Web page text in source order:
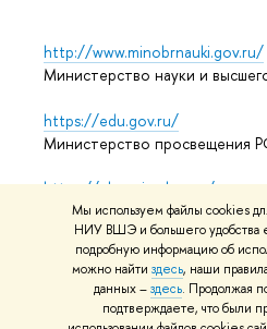
Мы используем файлы cookies
НИУ ВШЭ и большего удобства
подробную информацию об
можно найти здесь, наши
данных –здесь. Продолжая
подтверждаете, что были
http://www.minobrnauki.gov.ru/
Министерство науки и
https://edu.gov.ru/
Министерство просвещения
https://elearning.hse.ru/mooc
Массовые открытые онлайн-
© НИУ ВШЭ 1993–2026 Адреса и
использования материалов